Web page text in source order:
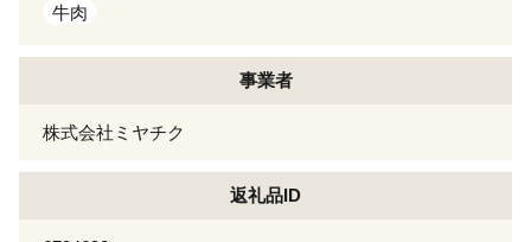
牛肉
事業者
株式会社ミヤチク
返礼品ID